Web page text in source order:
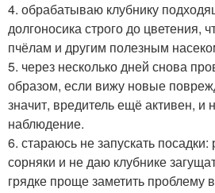
4. обрабатываю клубнику
долгоносика строго до цветения,
пчёлам и другим полезным
5. через несколько дней снова
образом, если вижу новые
значит, вредитель ещё активен, и
наблюдение.
6. стараюсь не запускать
сорняки и не даю клубнике
грядке проще заметить проблему